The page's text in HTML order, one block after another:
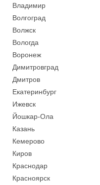
Владимир
Волгоград
Волжск
Вологда
Воронеж
Димитровград
Дмитров
Екатеринбург
Ижевск
Йошкар-Ола
Казань
Кемерово
Киров
Краснодар
Красноярск